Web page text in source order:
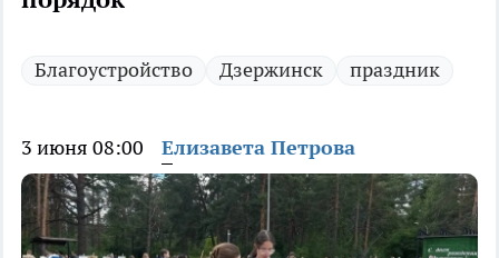
Благоустройство Дзержинск праздник
3 июня 08:00 Елизавета Петрова